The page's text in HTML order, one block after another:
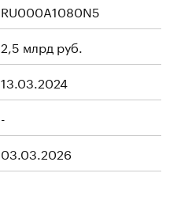
RU000A1080N5
2,5 млрд руб.
13.03.2024
-
03.03.2026